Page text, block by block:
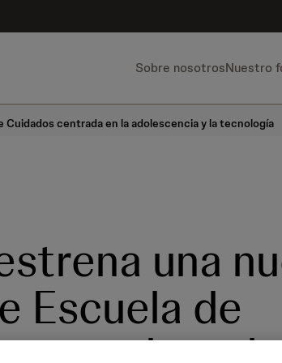
Sobre nosotrosNuestro
centrada en la adolescencia y la tecnología
una
Escuela de